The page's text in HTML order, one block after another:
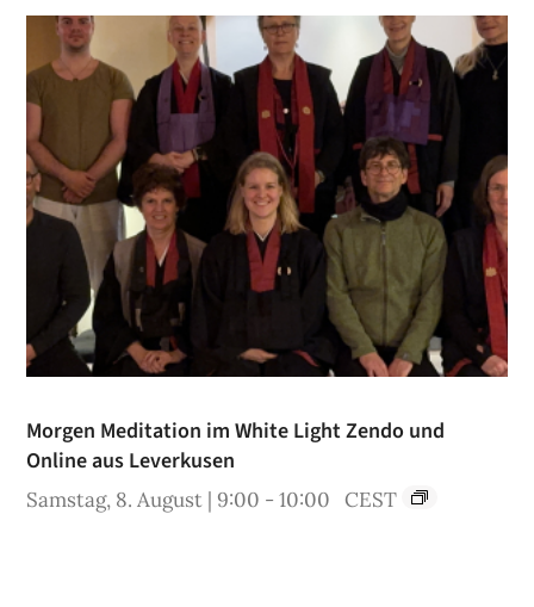
Morgen Meditation im White Light Zendo und
Online aus Leverkusen
Samstag, 8. August | 9:00 -10:00 CEST